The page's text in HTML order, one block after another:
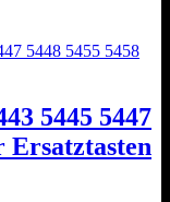
5445 5447
Ersatztasten